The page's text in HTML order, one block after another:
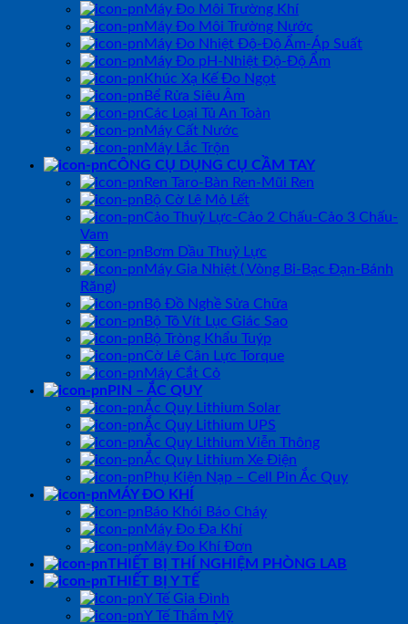
Máy Đo Môi Trường Khí
Máy Đo Môi Trường Nước
Máy Đo Nhiệt Độ-Độ Ẩm-Áp Suất
Máy Đo pH-Nhiệt Độ-Độ Ẩm
Khúc Xạ Kế Đo Ngọt
Bể Rửa Siêu Âm
Các Loại Tủ An Toàn
Máy Cất Nước
Máy Lắc Trộn
CÔNG CỤ DỤNG CỤ CẦM TAY
Ren Taro-Bàn Ren-Mũi Ren
Bộ Cờ Lê Mỏ Lết
Cảo Thuỷ Lực-Cảo 2 Chấu-Cảo 3 Chấu-
Vam
Bơm Dầu Thuỷ Lực
Máy Gia Nhiệt ( Vòng Bi-Bạc Đạn-Bánh
Răng)
Bộ Đồ Nghề Sửa Chữa
Bộ Tô Vít Lục Giác Sao
Bộ Tròng Khẩu Tuýp
Cờ Lê Cân Lực Torque
Máy Cắt Cỏ
PIN – ẮC QUY
Ắc Quy Lithium Solar
Ắc Quy Lithium UPS
Ắc Quy Lithium Viễn Thông
Ắc Quy Lithium Xe Điện
Phụ Kiện Nạp – Cell Pin Ắc Quy
MÁY ĐO KHÍ
Báo Khói Báo Cháy
Máy Đo Đa Khí
Máy Đo Khí Đơn
THIẾT BỊ THÍ NGHIỆM PHÒNG LAB
THIẾT BỊ Y TẾ
Y Tế Gia Đình
Y Tế Thẩm Mỹ